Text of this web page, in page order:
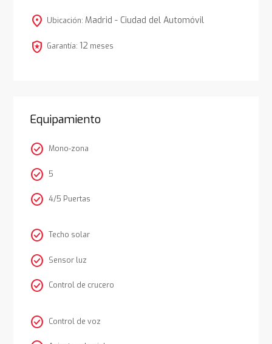
location_on Ubicación: Madrid - Ciudad del Automóvil
local_police Garantía: 12 meses
Equipamiento
check_circle Mono-zona
check_circle 5
check_circle 4/5 Puertas
check_circle Techo solar
check_circle Sensor luz
check_circle Control de crucero
check_circle Control de voz